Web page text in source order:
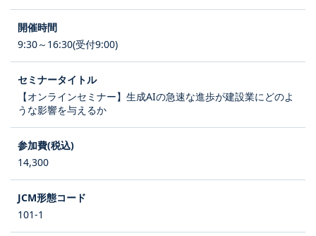
9:30～16:30(受付9:00)
【オンラインセミナー】生成AIの急速な進歩が建設業にどのよ
うな影響を与えるか
14,300
101-1